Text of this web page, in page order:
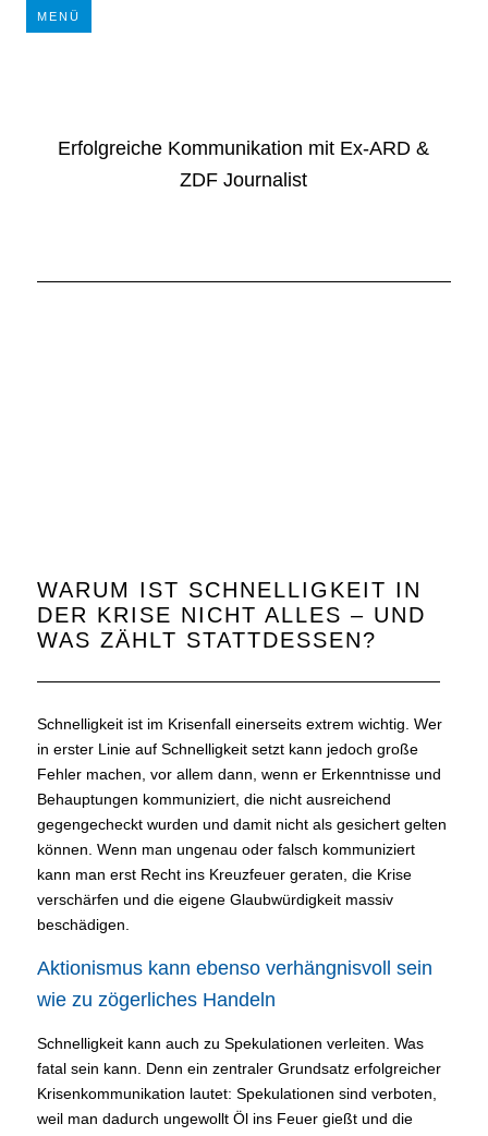
MENÜ
Erfolgreiche Kommunikation mit Ex-ARD &
ZDF Journalist
WARUM IST SCHNELLIGKEIT IN
DER KRISE NICHT ALLES – UND
WAS ZÄHLT STATTDESSEN?
Schnelligkeit ist im Krisenfall einerseits extrem wichtig. Wer
in erster Linie auf Schnelligkeit setzt kann jedoch große
Fehler machen, vor allem dann, wenn er Erkenntnisse und
Behauptungen kommuniziert, die nicht ausreichend
gegengecheckt wurden und damit nicht als gesichert gelten
können. Wenn man ungenau oder falsch kommuniziert
kann man erst Recht ins Kreuzfeuer geraten, die Krise
verschärfen und die eigene Glaubwürdigkeit massiv
beschädigen.
Aktionismus kann ebenso verhängnisvoll sein
wie zu zögerliches Handeln
Schnelligkeit kann auch zu Spekulationen verleiten. Was
fatal sein kann. Denn ein zentraler Grundsatz erfolgreicher
Krisenkommunikation lautet: Spekulationen sind verboten,
weil man dadurch ungewollt Öl ins Feuer gießt und die